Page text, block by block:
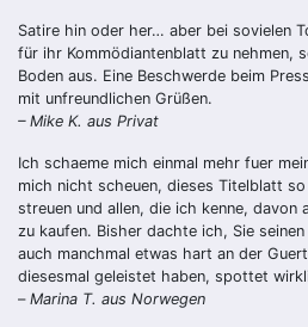
Satire hin oder her… aber bei sovielen
für ihr Kommödiantenblatt zu nehmen,
Boden aus. Eine Beschwerde beim
mit unfreundlichen Grüßen.
– Mike K. aus Privat
Ich schaeme mich einmal mehr fuer
mich nicht scheuen, dieses Titelblatt
streuen und allen, die ich kenne, davon
zu kaufen. Bisher dachte ich, Sie
auch manchmal etwas hart an der
diesesmal geleistet haben, spottet
– Marina T. aus Norwegen